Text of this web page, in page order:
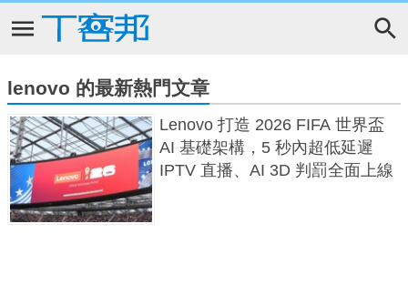
lenovo 的最新熱門文章
Lenovo 打造 2026 FIFA 世界盃
AI 基礎架構，5 秒內超低延遲
IPTV 直播、AI 3D 判罰全面上線